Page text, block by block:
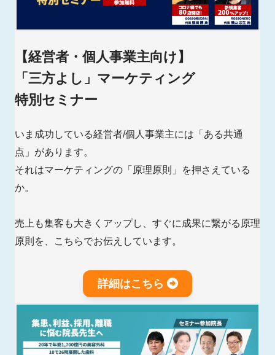
【経営者・個人事業主向け】
「三方よし」マーケティング
特別セミナー
いま成功している経営者/個人事業主には「ある共通
点」があります。
それはマーケティングの「原理原則」を押さえている
か。
売上も集客も大きくアップし、すぐに成果に繋がる原理
原則を、こちらでお伝えしています。
詳細はこちら